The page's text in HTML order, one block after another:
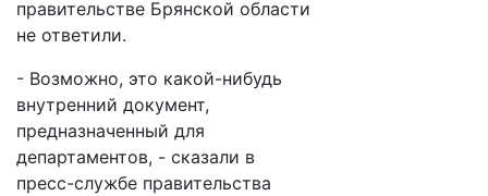
правительстве Брянской области
не ответили.
- Возможно, это какой-нибудь
внутренний документ,
предназначенный для
департаментов, - сказали в
пресс-службе правительства